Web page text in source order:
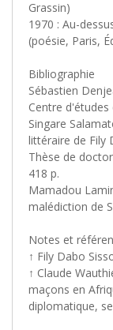
Grassin)
1970 : Au-
(poésie, Paris,
Bibliographie
Sébastien
Centre
Singare
littéraire de Fily
Thèse de
418 p.
Mamadou
malédiction de
Notes et
↑ Fily Dabo
↑ Claude
maçons en
diplomatique,